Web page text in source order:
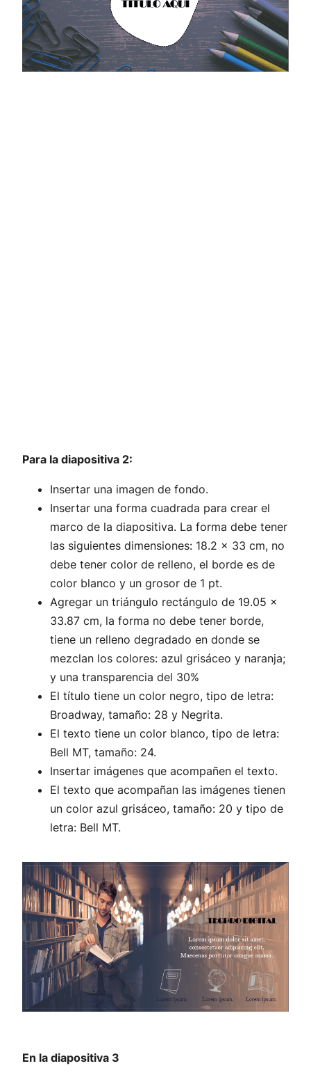
Para la diapositiva 2:
Insertar una imagen de fondo.
Insertar una forma cuadrada para crear el
marco de la diapositiva. La forma debe tener
las siguientes dimensiones: 18.2 x 33 cm, no
debe tener color de relleno, el borde es de
color blanco y un grosor de 1 pt.
Agregar un triángulo rectángulo de 19.05 x
33.87 cm, la forma no debe tener borde,
tiene un relleno degradado en donde se
mezclan los colores: azul grisáceo y naranja;
y una transparencia del 30%
El título tiene un color negro, tipo de letra:
Broadway, tamaño: 28 y Negrita.
El texto tiene un color blanco, tipo de letra:
Bell MT, tamaño: 24.
Insertar imágenes que acompañen el texto.
El texto que acompañan las imágenes tienen
un color azul grisáceo, tamaño: 20 y tipo de
letra: Bell MT.
En la diapositiva 3